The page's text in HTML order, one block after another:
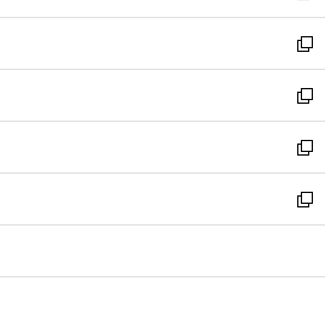
開
く
ウ
で
開
く
ン
ド
ウ
で
開
く
ウ
ィ
ン
ド
ウ
で
開
く
し
い
ウ
ィ
ン
ド
ウ
で
開
新
し
い
ウ
ィ
ン
ド
ウ
開
新
し
い
ウ
ィ
ン
ウ
新
し
い
ウ
ン
新
し
ウ